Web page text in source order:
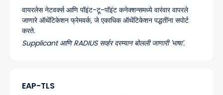
वायरलेस नेटवर्क्स आणि पॉइंट-टू-पॉइंट कनेक्शन्समध्ये वारंवार वापरले
जाणारे ऑथेंटिकेशन फ्रेमवर्क, जे एकाधिक ऑथेंटिकेशन पद्धतींना सपोर्ट
करते.
Supplicant आणि RADIUS सर्व्हर दरम्यान बोलली जाणारी 'भाषा'.
EAP-TLS